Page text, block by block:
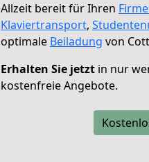
Allzeit bereit für Ihren
Klaviertransport,
optimale Beiladung von
Erhalten Sie jetzt in nur
kostenfreie Angebote.